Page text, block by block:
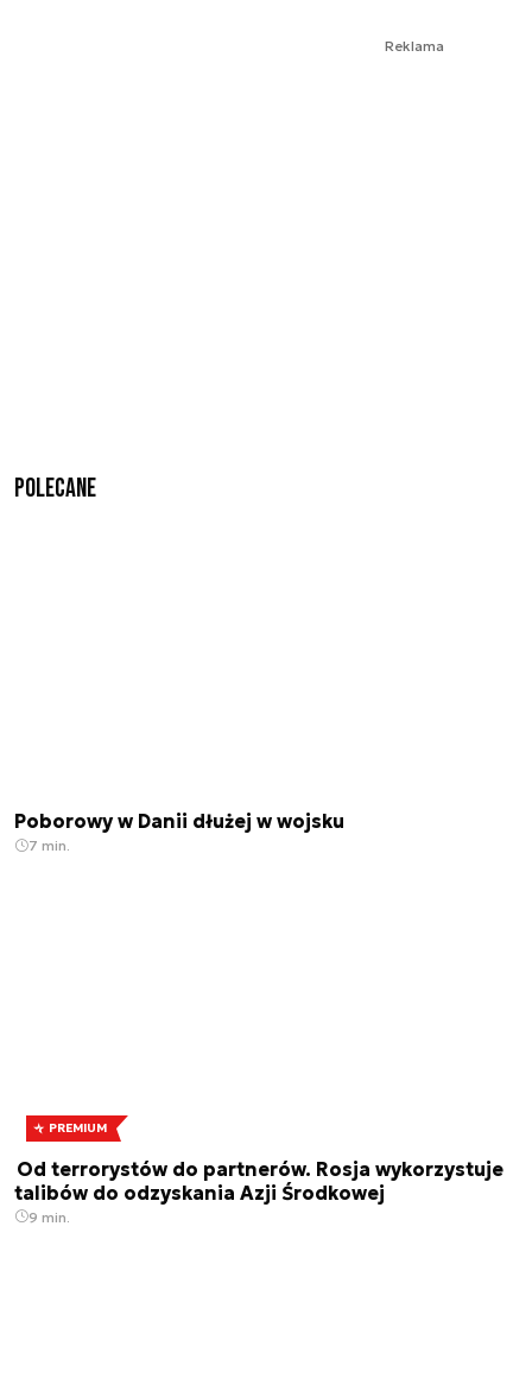
Reklama
Polecane
Poborowy w Danii dłużej w wojsku
7 min.
PREMIUM
Od terrorystów do partnerów. Rosja wykorzystuje
talibów do odzyskania Azji Środkowej
9 min.